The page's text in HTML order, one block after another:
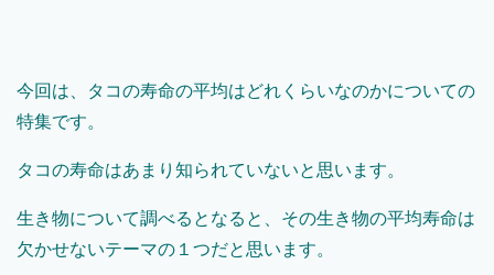
今回は、タコの寿命の平均はどれくらいなのかについての
特集です。
タコの寿命はあまり知られていないと思います。
生き物について調べるとなると、その生き物の平均寿命は
欠かせないテーマの１つだと思います。